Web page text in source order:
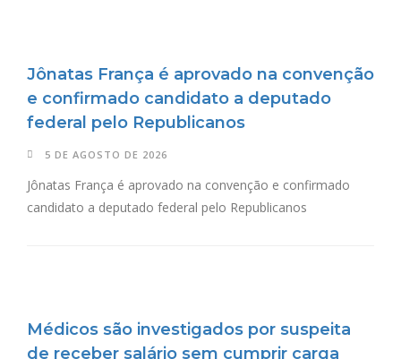
Jônatas França é aprovado na convenção
e confirmado candidato a deputado
federal pelo Republicanos
5 DE AGOSTO DE 2026
Jônatas França é aprovado na convenção e confirmado
candidato a deputado federal pelo Republicanos
Médicos são investigados por suspeita
de receber salário sem cumprir carga